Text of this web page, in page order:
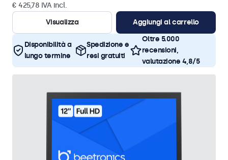
€ 425,78 IVA incl.
Visualizza
Aggiungi al carrello
Disponibilità a
lungo termine
Spedizione e
resi gratuiti
Oltre 5.000
recensioni,
valutazione 4,8/5